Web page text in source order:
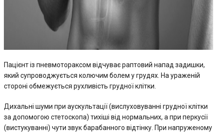
Пацієнт із пневмотораксом відчуває раптовий напад задишки,
який супроводжується колючим болем у грудях. На ураженій
стороні обмежується рухливість грудної клітки.
Дихальні шуми при аускультації (вислуховуванні грудної клітки
за допомогою стетоскопа) тихіші від нормальних, а при перкусії
(вистукуванні) чути звук барабанного відтінку. При напруженому